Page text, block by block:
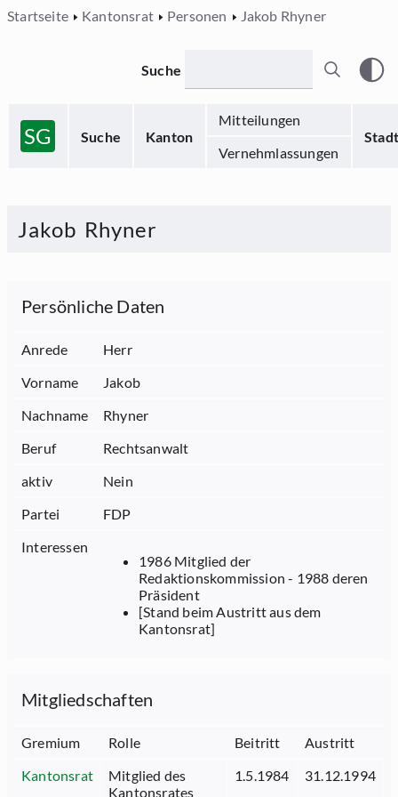
Startseite Kantonsrat Personen Jakob Rhyner
SG Suche Kanton
Mitteilungen
Stadt
Vernehmlassungen
Suche
Jakob Rhyner
Persönliche Daten
Anrede
Herr
Vorname
Jakob
Nachname
Rhyner
Beruf
Rechtsanwalt
aktiv
Nein
Partei
FDP
Interessen
1986 Mitglied der
Redaktionskommission - 1988 deren
Präsident
[Stand beim Austritt aus dem
Kantonsrat]
Mitgliedschaften
Gremium Rolle Beitritt
Austritt
Kantonsrat
Mitglied des
Kantonsrates
1.5.1984 31.12.1994